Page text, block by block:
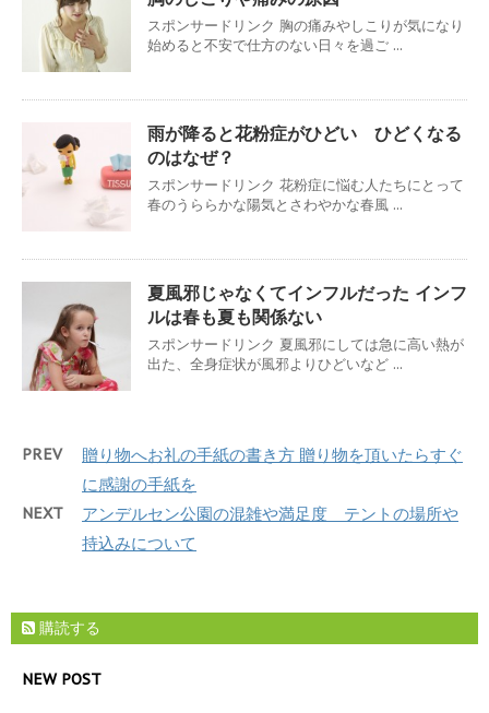
スポンサードリンク 胸の痛みやしこりが気になり
始めると不安で仕方のない日々を過ご ...
雨が降ると花粉症がひどい ひどくなる
のはなぜ？
スポンサードリンク 花粉症に悩む人たちにとって
春のうららかな陽気とさわやかな春風 ...
夏風邪じゃなくてインフルだった インフ
ルは春も夏も関係ない
スポンサードリンク 夏風邪にしては急に高い熱が
出た、全身症状が風邪よりひどいなど ...
PREV
贈り物へお礼の手紙の書き方 贈り物を頂いたらすぐ
に感謝の手紙を
NEXT
アンデルセン公園の混雑や満足度 テントの場所や
持込みについて
購読する
NEW POST